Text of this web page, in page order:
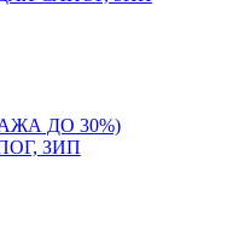
ДО 30%)
ЗИП